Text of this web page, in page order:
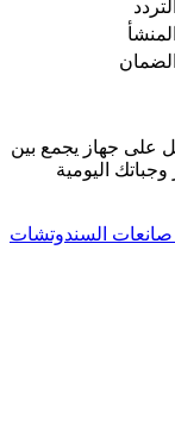
التردد
المنشأ
الضمان
على جهاز يجمع بين
وجباتك اليومية
السندوتشات